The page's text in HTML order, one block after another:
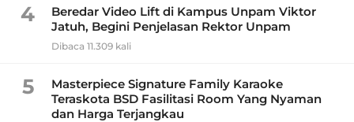
4
Beredar Video Lift di Kampus Unpam Viktor
Jatuh, Begini Penjelasan Rektor Unpam
Dibaca 11.309 kali
5
Masterpiece Signature Family Karaoke
Teraskota BSD Fasilitasi Room Yang Nyaman
dan Harga Terjangkau